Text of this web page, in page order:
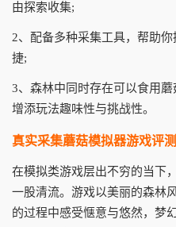
由探索收集;
2、配备多种采集工具，帮助
捷;
3、森林中同时存在可以食用蘑
增添玩法趣味性与挑战性。
真实采集蘑菇模拟器游戏评测
在模拟类游戏层出不穷的当下
一股清流。游戏以美丽的森林
的过程中感受惬意与悠然，梦